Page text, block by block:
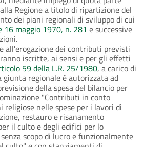
Regione a titolo di ripartizione del
dei piani regionali di sviluppo di cui
16 maggio 1970, n. 281 e successive
all'erogazione dei contributi previsti
iscritte, ai sensi e per gli effetti
59 della L.R. 25/1980, a carico di
giunta regionale è autorizzata ad
della spesa del bilancio per
"Contributi in conto
religiose nelle spese per i lavori di
restauro e risanamento
il culto e degli edifici per lo
scopo di lucro e funzionalmente